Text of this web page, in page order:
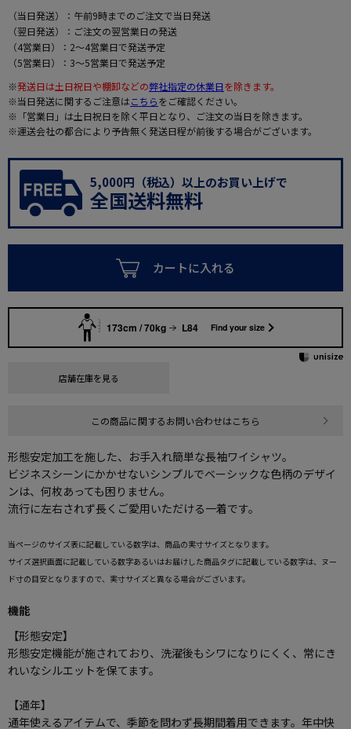
（当日発送）：午前9時までのご注文で当日発送
（翌日発送）：ご注文の翌営業日の発送
（4営業日）：2～4営業日で発送予定
（5営業日）：3～5営業日で発送予定
※発送日は土日祝日や棚卸などの弊社指定の休業日を除きます。
※当日発送に関するご注意はこちらをご確認ください。
※「営業日」は土日祝日を除く平日となり、ご注文の当日を除きます。
※運送会社の都合により予告無く発送日程が前後する場合がございます。
5,000円（税込）以上のお買い上げで
全国送料無料
カートに入れる
173cm / 70kg L84 Find your size
店舗在庫を見る
この商品に関するお問い合わせはこちら
形態安定加工を施した、お手入れ簡単な長袖ワイシャツ。
ビジネスシーンにかかせないシンプルでベーシックな色柄のデザイ
ンは、何枚あっても困りません。
流行に左右されず長くご愛用いただける一着です。
当ページのサイズ表に記載している数字は、商品の実寸サイズとなります。
サイズ選択画面に記載している数字あるいはお届けした商品タグに記載している数字は、ヌー
ド寸の目安となりますので、実寸サイズと異なる場合がございます。
機能
【形態安定】
形態安定機能が施されており、洗濯後もシワになりにくく、常にき
れいなシルエットを保てます。
【通年】
通年使えるアイテムで、季節を問わず長期間着用できます。年中快